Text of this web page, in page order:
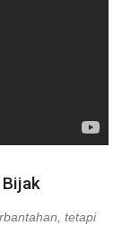
tetapi